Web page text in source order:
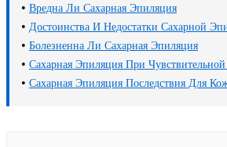
• Вредна Ли Сахарная Эпиляция
• Достоинства И Недостатки Сахарной
• Болезненна Ли Сахарная Эпиляция
• Сахарная Эпиляция При
• Сахарная Эпиляция Последствия Для